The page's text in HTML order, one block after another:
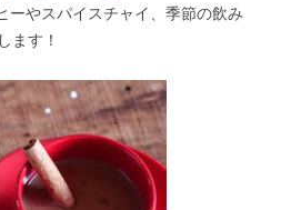
やスパイスチャイ、季節の飲み
ます！